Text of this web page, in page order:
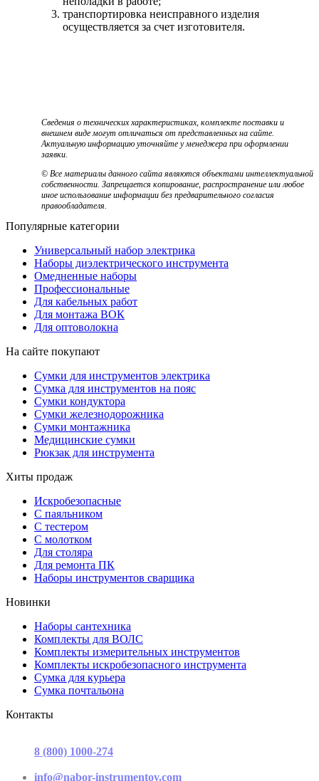
транспортировка неисправного изделия
осуществляется за счет изготовителя.
Сведения о технических характеристиках, комплекте поставки и
внешнем виде могут отличаться от представленных на сайте.
Актуальную информацию уточняйте у менеджера при оформлении
заявки.
© Все материалы данного сайта являются объектами интеллектуальной
собственности. Запрещается копирование, распространение или любое
иное использование информации без предварительного согласия
правообладателя.
Популярные категории
Универсальный набор электрика
Наборы диэлектрического инструмента
Омедненные наборы
Профессиональные
Для кабельных работ
Для монтажа ВОК
Для оптоволокна
На сайте покупают
Сумки для инструментов электрика
Сумка для инструментов на пояс
Сумки кондуктора
Сумки железнодорожника
Сумки монтажника
Медицинские сумки
Рюкзак для инструмента
Хиты продаж
Искробезопасные
С паяльником
С тестером
С молотком
Для столяра
Для ремонта ПК
Наборы инструментов сварщика
Новинки
Наборы сантехника
Комплекты для ВОЛС
Комплекты измерительных инструментов
Комплекты искробезопасного инструмента
Сумка для курьера
Сумка почтальона
Контакты
8 (800) 1000-274
info@nabor-instrumentov.com